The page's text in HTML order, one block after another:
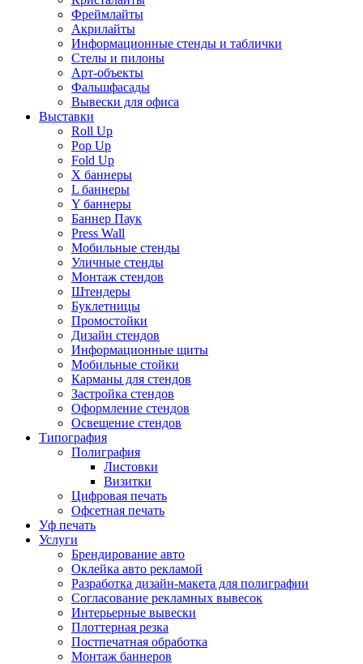
Фреймлайты
Акрилайты
Информационные стенды и таблички
Стелы и пилоны
Арт-объекты
Фальшфасады
Вывески для офиса
Выставки
Roll Up
Pop Up
Fold Up
Х баннеры
L баннеры
Y баннеры
Баннер Паук
Press Wall
Мобильные стенды
Уличные стенды
Монтаж стендов
Штендеры
Буклетницы
Промостойки
Дизайн стендов
Информационные щиты
Мобильные стойки
Карманы для стендов
Застройка стендов
Оформление стендов
Освещение стендов
Типография
Полиграфия
Листовки
Визитки
Цифровая печать
Офсетная печать
Уф печать
Услуги
Брендирование авто
Оклейка авто рекламой
Разработка дизайн-макета для полиграфии
Согласование рекламных вывесок
Интерьерные вывески
Плоттерная резка
Постпечатная обработка
Монтаж баннеров